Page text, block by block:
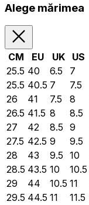
Alege mărimea
CM EU UK US
25.5 40 6.5 7
25.5 40.5 7 7.5
26
41 7.5 8
26.5 41.5 8 8.5
27
42 8.5 9
27.5 42.5 9 9.5
28
43 9.5 10
28.5 43.5 10 10.5
29
44 10.5 11
29.5 44.5 11 11.5